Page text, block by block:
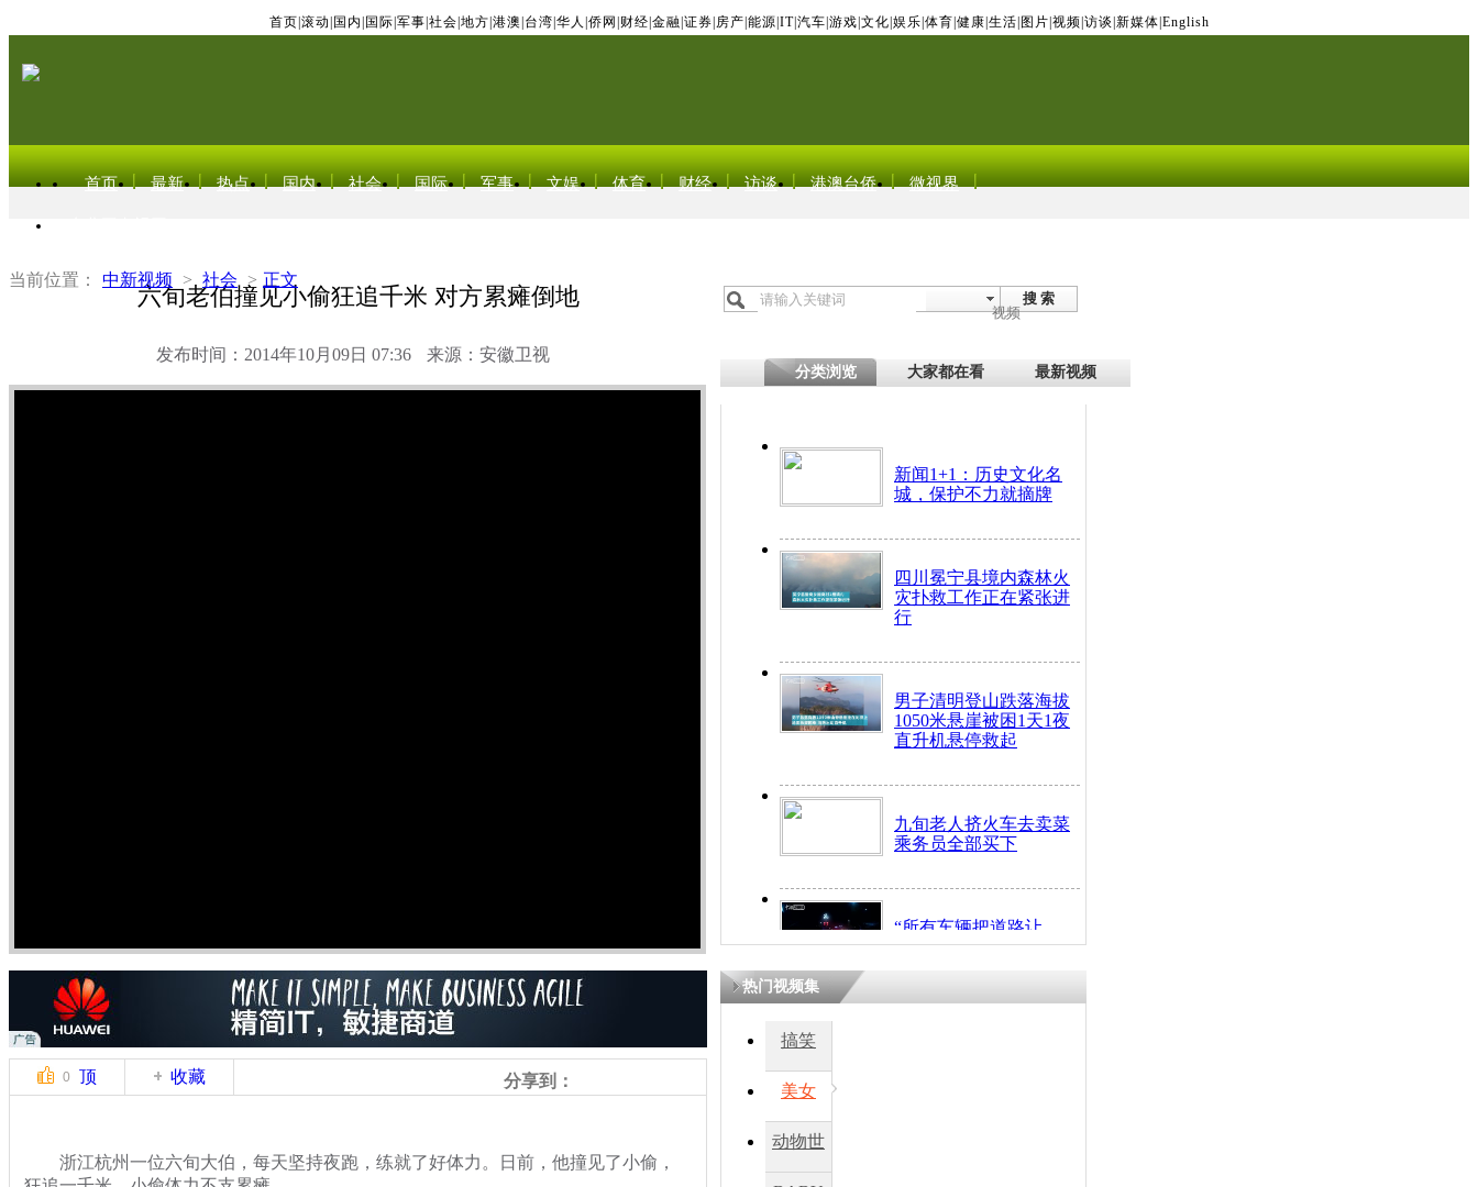
首页 滚动 国内 国际 军事 社会 地方 港澳 台湾 华人 侨网 财经 金融 证券 房产 能源 IT| 汽车 游戏 文化 娱乐 体育 健康 生活 图片 视频 访谈 新媒体 English
首页 最新 热点 国内 社会 国际 军事 文娱 体育 财经 访谈 港澳台侨 微视界
当前位置： 中新视频 > 社会 > 正文
六旬老伯撞见小偷狂追千米 对方累瘫倒地
发布时间：2014年10月09日 07:36 来源：安徽卫视
搜 索
视频
分类浏览 大家都在看 最新视频
新闻1+1：历史文化名
城，保护不力就摘牌
四川冕宁县境内森林火
灾扑救工作正在紧张进
行
男子清明登山跌落海拔
1050米悬崖被困1天1夜
直升机悬停救起
九旬老人挤火车去卖菜
乘务员全部买下
“所有车辆把道路让
开！”儿童突发疾病交
0 顶 收藏 分享到：
浙江杭州一位六旬大伯，每天坚持夜跑，练就了好体力。日前，他撞见了小偷，
热门视频集
搞笑
美女
动物世